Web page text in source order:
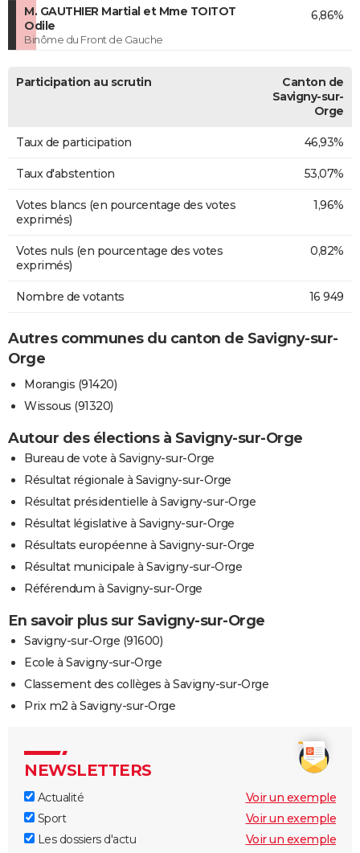
M. GAUTHIER Martial et Mme TOITOT
Odile
Binôme du Front de Gauche
6,86%
Participation au scrutin
Canton de
Savigny-sur-
Orge
Taux de participation 46,93%
Taux d'abstention 53,07%
Votes blancs (en pourcentage des votes
exprimés)
1,96%
Votes nuls (en pourcentage des votes
exprimés)
0,82%
Nombre de votants 16 949
Autres communes du canton de Savigny-sur-
Orge
Morangis (91420)
Wissous (91320)
Autour des élections à Savigny-sur-Orge
Bureau de vote à Savigny-sur-Orge
Résultat régionale à Savigny-sur-Orge
Résultat présidentielle à Savigny-sur-Orge
Résultat législative à Savigny-sur-Orge
Résultats européenne à Savigny-sur-Orge
Résultat municipale à Savigny-sur-Orge
Référendum à Savigny-sur-Orge
En savoir plus sur Savigny-sur-Orge
Savigny-sur-Orge (91600)
Ecole à Savigny-sur-Orge
Classement des collèges à Savigny-sur-Orge
Prix m2 à Savigny-sur-Orge
NEWSLETTERS
Actualité
Voir un exemple
Sport
Voir un exemple
Les dossiers d'actu
Voir un exemple